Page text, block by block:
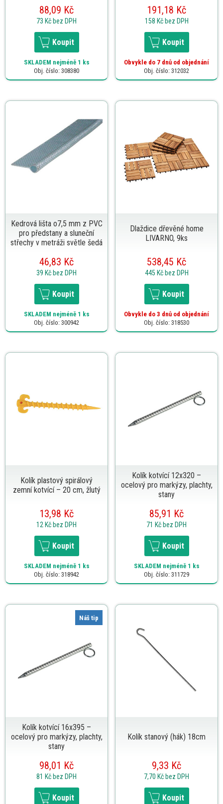
88,09 Kč
73 Kč bez DPH
Koupit
SKLADEM nejméně 1 ks
Obj. číslo: 308380
191,18 Kč
158 Kč bez DPH
Koupit
Obvykle do 7 dnů od objednání
Obj. číslo: 312032
Kedrová lišta o7,5 mm z PVC
pro předstany a sluneční
střechy v metráži světle šedá
46,83 Kč
39 Kč bez DPH
Koupit
SKLADEM nejméně 1 ks
Obj. číslo: 300942
Dlaždice dřevěné home
LIVARNO, 9ks
538,45 Kč
445 Kč bez DPH
Koupit
Obvykle do 3 dnů od objednání
Obj. číslo: 318530
Kolík plastový spirálový
zemní kotvící – 20 cm, žlutý
13,98 Kč
12 Kč bez DPH
Koupit
SKLADEM nejméně 1 ks
Obj. číslo: 318942
Kolík kotvící 12x320 –
ocelový pro markýzy, plachty,
stany
85,91 Kč
71 Kč bez DPH
Koupit
SKLADEM nejméně 1 ks
Obj. číslo: 311729
Náš tip
Kolík kotvící 16x395 –
ocelový pro markýzy, plachty,
stany
98,01 Kč
81 Kč bez DPH
Koupit
Kolík stanový (hák) 18cm
9,33 Kč
7,70 Kč bez DPH
Koupit